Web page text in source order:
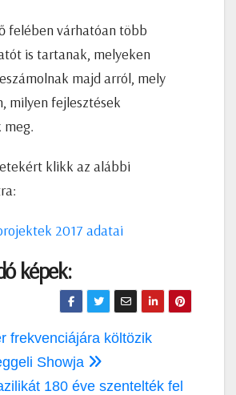
felében várhatóan több
is tartanak, melyeken
majd arról, mely
milyen fejlesztések
meg.
klikk az alábbi
2017 adatai
képek:
frekvenciájára költözik
Showja
180 éve szentelték fel